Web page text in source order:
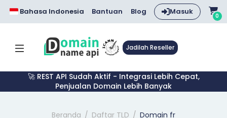
Bahasa Indonesia Bantuan Blog Masuk 0
Jadilah Reseller
🚀 REST API Sudah Aktif - Integrasi Lebih Cepat,
Penjualan Domain Lebih Banyak
Beranda Daftar TLD Domain fr